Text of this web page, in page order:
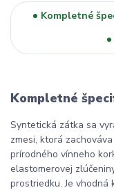
Kompletné
Kompletné
Syntetická zátka sa
zmesi, ktorá
prírodného vínneho
elastomerovej
prostriedku. Je